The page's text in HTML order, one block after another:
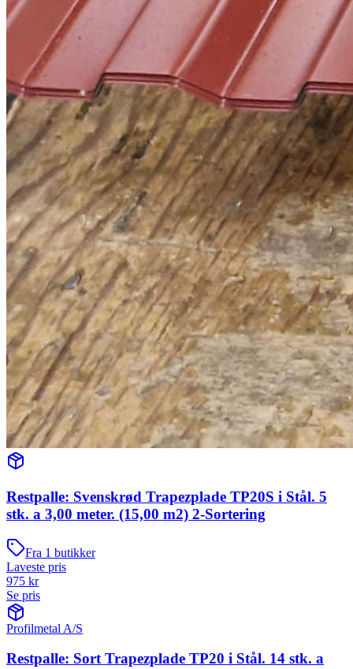
Restpalle: Svenskrød Trapezplade TP20S i Stål. 5
stk. a 3,00 meter. (15,00 m2) 2-Sortering
Fra 1 butikker
Laveste pris
975 kr
Se pris
Profilmetal A/S
Restpalle: Sort Trapezplade TP20 i Stål. 14 stk. a